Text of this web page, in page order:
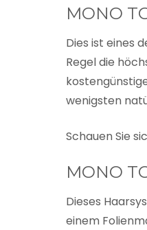
MONO
Dies ist eines
Regel die
wenigsten
Schauen Sie
MONO
Dieses
einem